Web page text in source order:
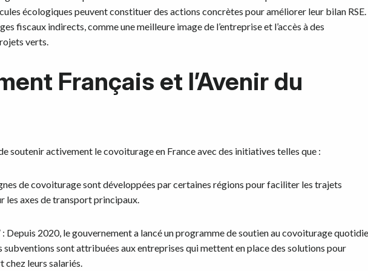
écologiques peuvent constituer des actions concrètes pour améliorer leur bilan RSE.
fiscaux indirects, comme une meilleure image de l’entreprise et l’accès à des
verts.
Français et l’Avenir du
soutenir activement le covoiturage en France avec des initiatives telles que :
de covoiturage sont développées par certaines régions pour faciliter les trajets
les axes de transport principaux.
: Depuis 2020, le gouvernement a lancé un programme de soutien au covoiturage
sont attribuées aux entreprises qui mettent en place des solutions pour
leurs salariés.